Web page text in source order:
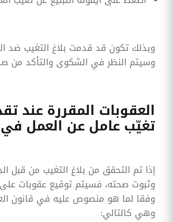
وبذلك تكون قد قدمت بلاغ التغيب ضد
وسيتم النظر في الشكوى والتأكد من
العقوبات المقررة عند
تغيّب عامل عن العمل
إذا تم التحقق من بلاغ التغيب من قبل
وثبوت صحته، فسيتم توقيع عقوبات على
وفقا لما هو منصوص عليه في قانون
وهي كالتالي: